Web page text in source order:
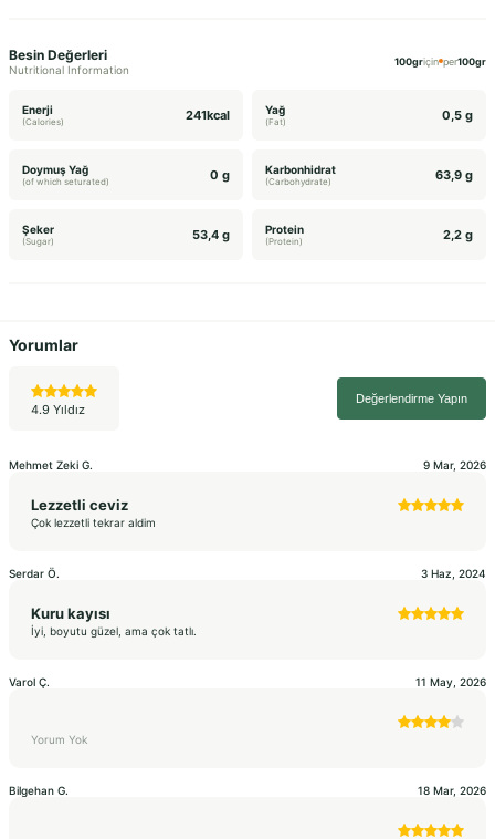
Besin Değerleri
Nutritional Information
100griçin per100gr
Enerji
(Calories) 241kcal Yağ
(Fat) 0,5 g
Doymuş Yağ
(of which seturated) 0 g Karbonhidrat
(Carbohydrate) 63,9 g
Şeker
(Sugar) 53,4 g Protein
(Protein) 2,2 g
Yorumlar
4.9 Yıldız
Değerlendirme Yapın
Mehmet Zeki G. 9 Mar, 2026
Lezzetli ceviz
Çok lezzetli tekrar aldim
Serdar Ö. 3 Haz, 2024
Kuru kayısı
İyi, boyutu güzel, ama çok tatlı.
Varol Ç. 11 May, 2026
Yorum Yok
Bilgehan G. 18 Mar, 2026